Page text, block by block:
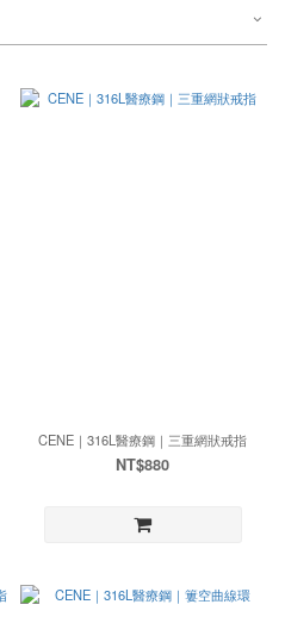
CENE｜316L醫療鋼｜三重網狀戒指
NT$880